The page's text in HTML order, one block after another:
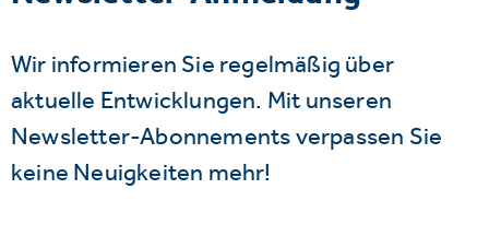
Wir informieren Sie regelmäßig über
aktuelle Entwicklungen. Mit unseren
Newsletter-Abonnements verpassen Sie
keine Neuigkeiten mehr!